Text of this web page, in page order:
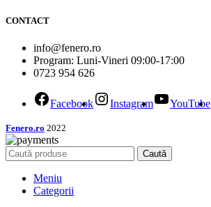
CONTACT
info@fenero.ro
Program: Luni-Vineri 09:00-17:00
0723 954 626
Facebook Instagram YouTube
Fenero.ro 2022
Caută
Meniu
Categorii